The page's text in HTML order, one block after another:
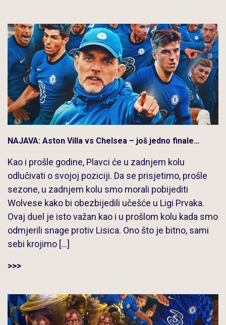
NAJAVA: Aston Villa vs Chelsea – još jedno finale…
Kao i prošle godine, Plavci će u zadnjem kolu
odlučivati o svojoj poziciji. Da se prisjetimo, prošle
sezone, u zadnjem kolu smo morali pobijediti
Wolvese kako bi obezbijedili učešće u Ligi Prvaka.
Ovaj duel je isto važan kao i u prošlom kolu kada smo
odmjerili snage protiv Lisica. Ono što je bitno, sami
sebi krojimo […]
>>>